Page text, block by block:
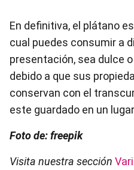
En definitiva, el plátano
cual puedes consumir a
presentación, sea dulce
debido a que sus
conservan con el
este guardado en un
Foto de: freepik
Visita nuestra sección